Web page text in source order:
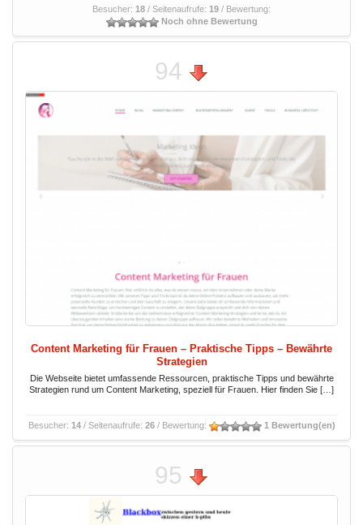
Besucher: 18 / Seitenaufrufe: 19 / Bewertung:
Noch ohne Bewertung
94
Content Marketing für Frauen – Praktische Tipps – Bewährte
Strategien
Die Webseite bietet umfassende Ressourcen, praktische Tipps und bewährte
Strategien rund um Content Marketing, speziell für Frauen. Hier finden Sie […]
Besucher: 14/ Seitenaufrufe: 26/ Bewertung: 1 Bewertung(en)
95